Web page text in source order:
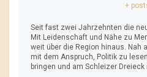
+
Seit fast zwei Jahrzehnten die
Mit Leidenschaft und Nähe zu
weit über die Region hinaus. Nah
mit dem Anspruch, Politik zu
bringen und am Schleizer